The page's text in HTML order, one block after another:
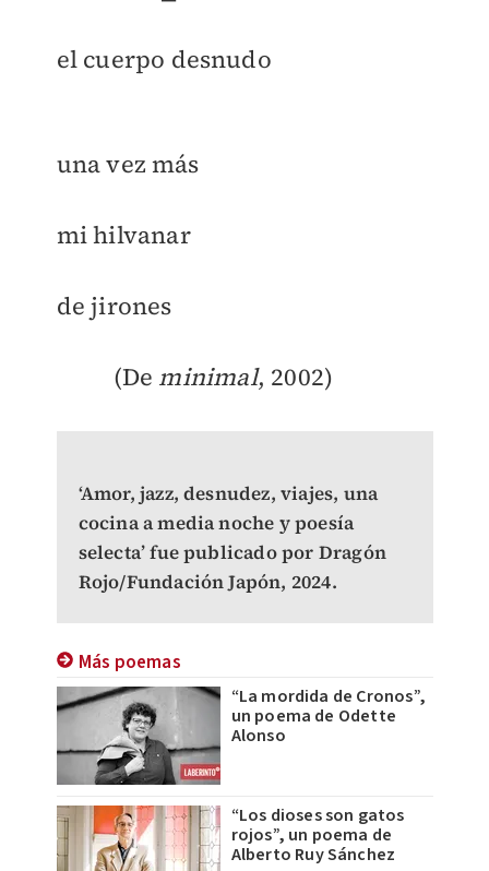
el cuerpo desnudo
una vez más
mi hilvanar
de jirones
(De minimal, 2002)
‘Amor, jazz, desnudez, viajes, una
cocina a media noche y poesía
selecta’ fue publicado por Dragón
Rojo/Fundación Japón, 2024.
Más poemas
“La mordida de Cronos”,
un poema de Odette
Alonso
“Los dioses son gatos
rojos”, un poema de
Alberto Ruy Sánchez